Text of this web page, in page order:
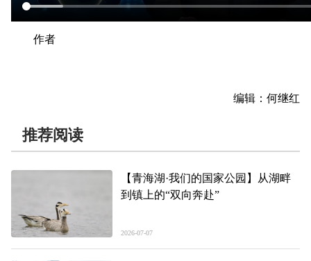
作者
编辑：何继红
推荐阅读
【青海湖·我们的国家公园】从湖畔
到镇上的“双向奔赴”
2026-07-07